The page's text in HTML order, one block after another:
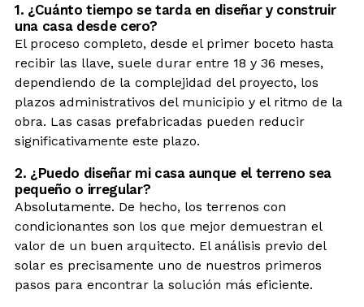
1. ¿Cuánto tiempo se tarda en diseñar y construir
una casa desde cero?
El proceso completo, desde el primer boceto hasta
recibir las llave, suele durar entre 18 y 36 meses,
dependiendo de la complejidad del proyecto, los
plazos administrativos del municipio y el ritmo de la
obra. Las casas prefabricadas pueden reducir
significativamente este plazo.
2. ¿Puedo diseñar mi casa aunque el terreno sea
pequeño o irregular?
Absolutamente. De hecho, los terrenos con
condicionantes son los que mejor demuestran el
valor de un buen arquitecto. El análisis previo del
solar es precisamente uno de nuestros primeros
pasos para encontrar la solución más eficiente.